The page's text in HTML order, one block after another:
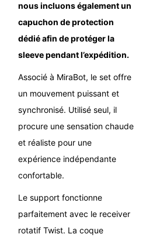
nous incluons également un
capuchon de protection
dédié afin de protéger la
sleeve pendant l’expédition.
Associé à MiraBot, le set offre
un mouvement puissant et
synchronisé. Utilisé seul, il
procure une sensation chaude
et réaliste pour une
expérience indépendante
confortable.
Le support fonctionne
parfaitement avec le receiver
rotatif Twist. La coque